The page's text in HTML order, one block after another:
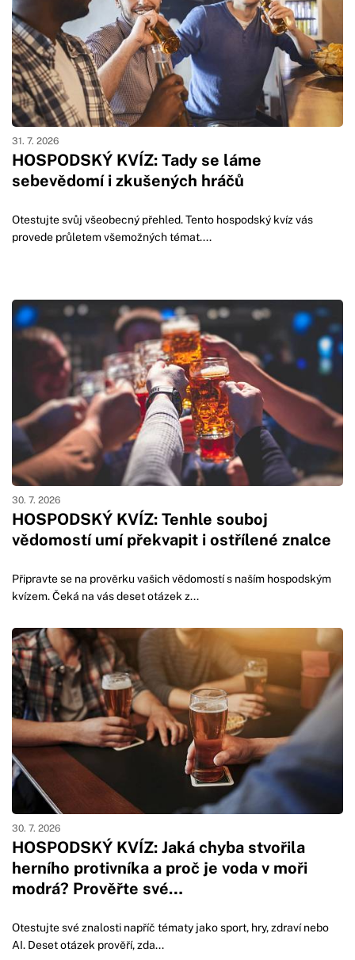
HOSPODSKÝ KVÍZ: Tady se láme
sebevědomí i zkušených hráčů
31. 7. 2026
Otestujte svůj všeobecný přehled. Tento hospodský kvíz vás
provede průletem všemožných témat....
HOSPODSKÝ KVÍZ: Tenhle souboj
vědomostí umí překvapit i ostřílené znalce
30. 7. 2026
Připravte se na prověrku vašich vědomostí s naším hospodským
kvízem. Čeká na vás deset otázek z...
HOSPODSKÝ KVÍZ: Jaká chyba stvořila
herního protivníka a proč je voda v moři
modrá? Prověřte své…
30. 7. 2026
Otestujte své znalosti napříč tématy jako sport, hry, zdraví nebo
AI. Deset otázek prověří, zda...